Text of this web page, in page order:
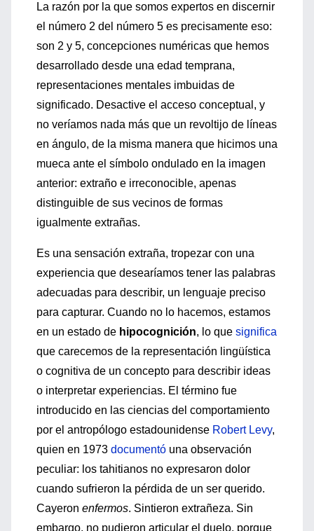
La razón por la que somos expertos en discernir
el número 2 del número 5 es precisamente eso:
son 2 y 5, concepciones numéricas que hemos
desarrollado desde una edad temprana,
representaciones mentales imbuidas de
significado. Desactive el acceso conceptual, y
no veríamos nada más que un revoltijo de líneas
en ángulo, de la misma manera que hicimos una
mueca ante el símbolo ondulado en la imagen
anterior: extraño e irreconocible, apenas
distinguible de sus vecinos de formas
igualmente extrañas.
Es una sensación extraña, tropezar con una
experiencia que desearíamos tener las palabras
adecuadas para describir, un lenguaje preciso
para capturar. Cuando no lo hacemos, estamos
en un estado de hipocognición, lo que significa
que carecemos de la representación lingüística
o cognitiva de un concepto para describir ideas
o interpretar experiencias. El término fue
introducido en las ciencias del comportamiento
por el antropólogo estadounidense Robert Levy,
quien en 1973 documentó una observación
peculiar: los tahitianos no expresaron dolor
cuando sufrieron la pérdida de un ser querido.
Cayeron enfermos. Sintieron extrañeza. Sin
embargo, no pudieron articular el duelo, porque